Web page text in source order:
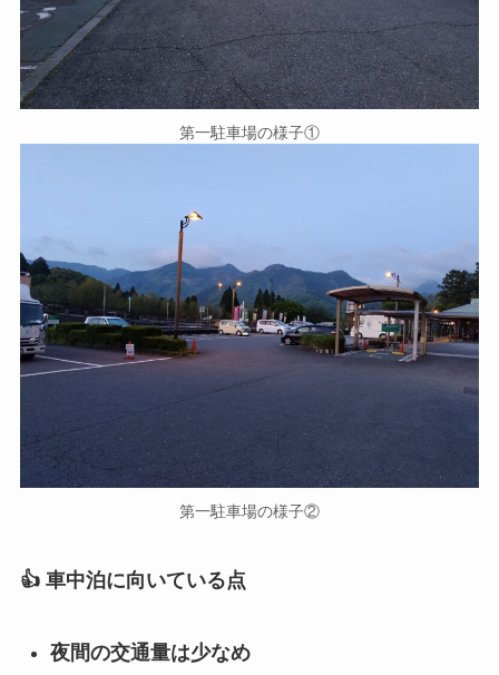
第一駐車場の様子①
第一駐車場の様子②
👍 車中泊に向いている点
夜間の交通量は少なめ